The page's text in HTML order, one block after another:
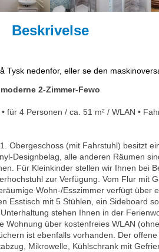
Beskrivelse
nedenfor, eller se den
2-Zimmer-Fewo
4 Personen / ca. 51 m² / WLAN •
Obergeschoss (mit Fahrstuhl) besitzt
Designbelag, alle anderen Räumen
Für Kleinkinder stellen wir Ihnen bei
zur Verfügung. Vom Flur mit
Wohn-/Esszimmer verfügt über
Esstisch mit 5 Stühlen, ein Sideboard
stehen Ihnen in der
über kostenfreies WLAN
ist ebenfalls vorhanden. Der
Mikrowelle, Kühlschrank mit